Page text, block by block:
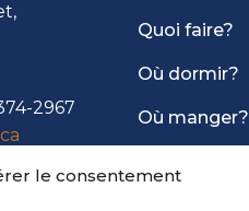
le consentement
2967
Quoi faire?
Où dormir?
Où manger?